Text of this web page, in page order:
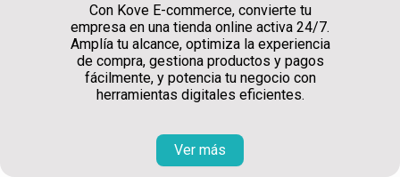
Con Kove E-commerce, convierte tu
empresa en una tienda online activa 24/7.
Amplía tu alcance, optimiza la experiencia
de compra, gestiona productos y pagos
fácilmente, y potencia tu negocio con
herramientas digitales eficientes.
Ver más